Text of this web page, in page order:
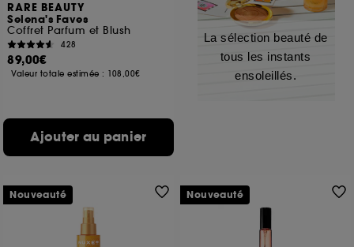
RARE BEAUTY
Selena's Faves
Coffret Parfum et Blush
428
89,00€
Valeur totale estimée : 108,00€
Ajouter au panier
La sélection beauté de
tous les instants
ensoleillés.
Nouveauté Nouveauté